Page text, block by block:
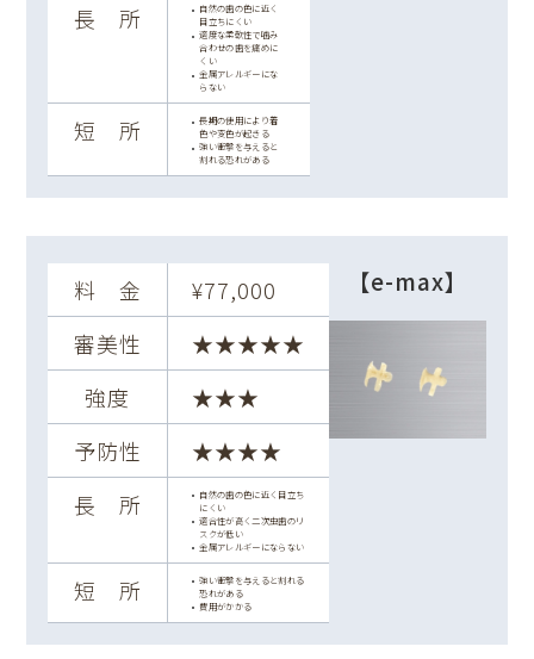
長 所
自然の歯の色に近く
目立ちにくい
適度な柔軟性で噛み
合わせの歯を痛めに
くい
金属アレルギーにな
らない
短 所
長期の使用により着
色や変色が起きる
強い衝撃を与えると
割れる恐れがある
料 金
¥77,000
審美性
★★★★★
強度
★★★
予防性
★★★★
長 所
自然の歯の色に近く目立ち
にくい
適合性が高く二次虫歯のリ
スクが低い
金属アレルギーにならない
短 所
強い衝撃を与えると割れる
恐れがある
費用がかかる
【e-max】